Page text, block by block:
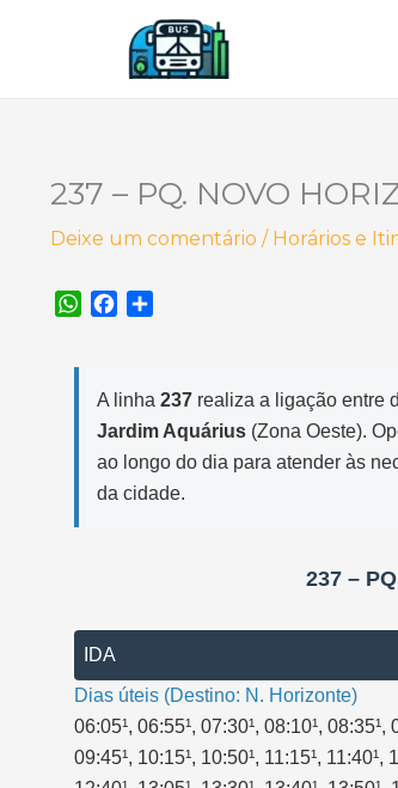
237 – PQ. NOVO
Deixe um comentário / Horários e
W
b
o
o
k
e
A linha 237 realiza a ligação entre
Jardim Aquárius (Zona Oeste).
ao longo do dia para atender às
da cidade.
237 –
IDA
Dias úteis (Destino: N. Horizonte)
06:05¹, 06:55¹, 07:30¹, 08:10¹, 08:35¹,
09:45¹, 10:15¹, 10:50¹, 11:15¹, 11:40¹,